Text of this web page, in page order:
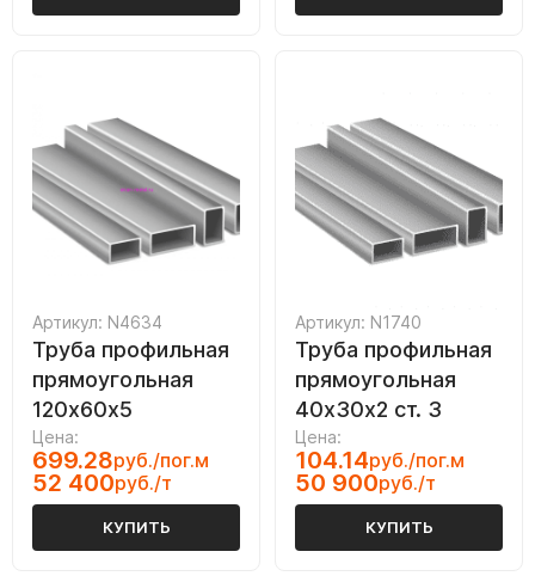
Артикул: N4634
Труба профильная
прямоугольная
120х60х5
Цена:
699.28руб./пог.м
52 400руб./т
КУПИТЬ
Артикул: N1740
Труба профильная
прямоугольная
40х30х2 ст. 3
Цена:
104.14руб./пог.м
50 900руб./т
КУПИТЬ